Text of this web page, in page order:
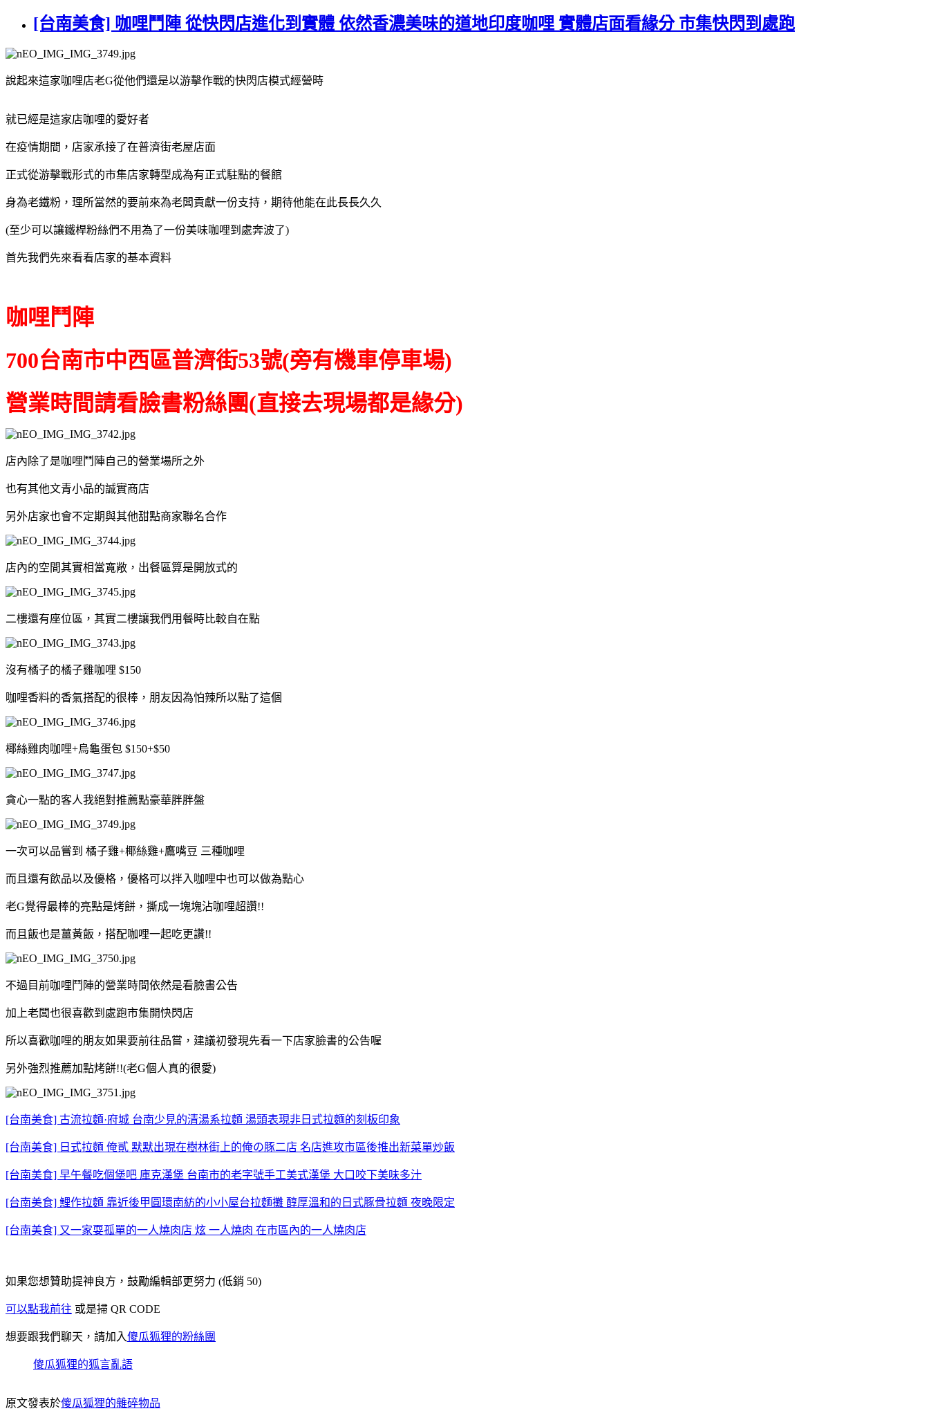
[台南美食] 咖哩鬥陣 從快閃店進化到實體 依然香濃美味的道地印度咖哩 實體店面看緣分 市集快閃到處跑
說起來這家咖哩店老G從他們還是以游擊作戰的快閃店模式經營時
就已經是這家店咖哩的愛好者
在疫情期間，店家承接了在普濟街老屋店面
正式從游擊戰形式的市集店家轉型成為有正式駐點的餐館
身為老鐵粉，理所當然的要前來為老闆貢獻一份支持，期待他能在此長長久久
(至少可以讓鐵桿粉絲們不用為了一份美味咖哩到處奔波了)
首先我們先來看看店家的基本資料
咖哩鬥陣
700台南市中西區普濟街53號(旁有機車停車場)
營業時間請看臉書粉絲團(直接去現場都是緣分)
店內除了是咖哩鬥陣自己的營業場所之外
也有其他文青小品的誠實商店
另外店家也會不定期與其他甜點商家聯名合作
店內的空間其實相當寬敞，出餐區算是開放式的
二樓還有座位區，其實二樓讓我們用餐時比較自在點
沒有橘子的橘子雞咖哩 $150
咖哩香料的香氣搭配的很棒，朋友因為怕辣所以點了這個
椰絲雞肉咖哩+烏龜蛋包 $150+$50
貪心一點的客人我絕對推薦點豪華胖胖盤
一次可以品嘗到 橘子雞+椰絲雞+鷹嘴豆 三種咖哩
而且還有飲品以及優格，優格可以拌入咖哩中也可以做為點心
老G覺得最棒的亮點是烤餅，撕成一塊塊沾咖哩超讚!!
而且飯也是薑黃飯，搭配咖哩一起吃更讚!!
不過目前咖哩鬥陣的營業時間依然是看臉書公告
加上老闆也很喜歡到處跑市集開快閃店
所以喜歡咖哩的朋友如果要前往品嘗，建議初發現先看一下店家臉書的公告喔
另外強烈推薦加點烤餅!!(老G個人真的很愛)
[台南美食] 古流拉麵·府城 台南少見的清湯系拉麵 湯頭表現非日式拉麵的刻板印象
[台南美食] 日式拉麵 俺貳 默默出現在樹林街上的俺の豚二店 名店進攻市區後推出新菜單炒飯
[台南美食] 早午餐吃個堡吧 庫克漢堡 台南市的老字號手工美式漢堡 大口咬下美味多汁
[台南美食] 鯉作拉麵 靠近後甲圓環南紡的小小屋台拉麵攤 醇厚溫和的日式豚骨拉麵 夜晚限定
[台南美食] 又一家耍孤單的一人燒肉店 炫 一人燒肉 在市區內的一人燒肉店
如果您想贊助提神良方，鼓勵編輯部更努力 (低銷 50)
可以點我前往 或是掃 QR CODE
想要跟我們聊天，請加入傻瓜狐狸的粉絲團
傻瓜狐狸的狐言亂語
原文發表於傻瓜狐狸的雜碎物品